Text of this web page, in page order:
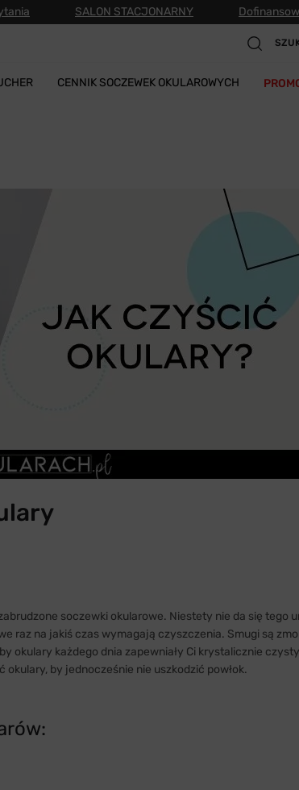
SALON STACJONARNY
CENNIK SOCZEWEK OKULAROWYCH
soczewki okularowe. Niestety nie da się tego
raz na jakiś czas wymagają czyszczenia. Smugi są
okulary każdego dnia zapewniały Ci krystalicznie
okulary, by jednocześnie nie uszkodzić powłok.